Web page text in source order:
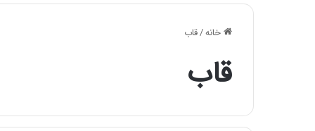
خانه/قاب
قاب